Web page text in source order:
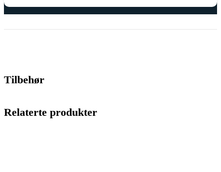
Tilbehør
Relaterte produkter